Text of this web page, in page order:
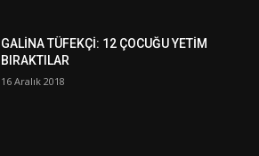
GALİNA TÜFEKÇİ: 12 ÇOCUĞU YETİM
BIRAKTILAR
16 Aralık 2018